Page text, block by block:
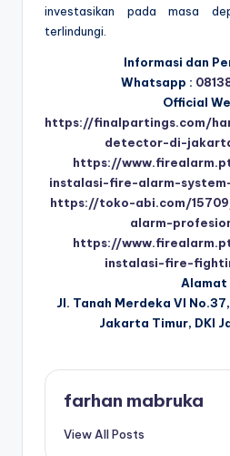
investasikan pada masa
terlindungi.
Informasi dan
Whatsapp :
Official
https://finalpartings.com/
detector-di-
https://
instalasi-fire-alarm-
https://toko-abi.com/
alarm-
https://
instalasi-fire-
Alamat
Jl. Tanah Merdeka VI
Jakarta Timur, DKI
farhan mabruka
View All Posts